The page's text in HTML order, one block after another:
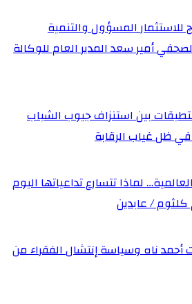
للاستثمار المسؤول والتنمية
أمير سعد المدير العام للوكالة
بين استنزاف جيوب الشباب
في ظل غياب الرقابة
لماذا تتسارع تداعياتها اليوم
كلثوم / عابدين
أحمد ناه وسياسة إنتشال الفقراء من